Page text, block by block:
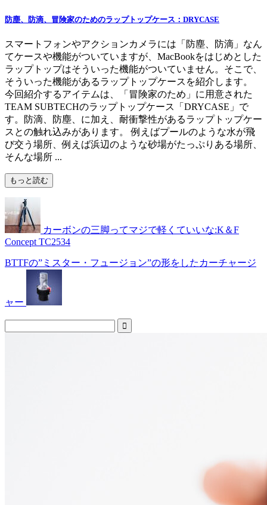
防塵、防滴、冒険家のためのラップトップケース：DRYCASE
スマートフォンやアクションカメラには「防塵、防滴」なん
てケースや機能がついていますが、MacBookをはじめとした
ラップトップはそういった機能がついていません。そこで、
そういった機能があるラップトップケースを紹介します。
今回紹介するアイテムは、「冒険家のため」に用意された
TEAM SUBTECHのラップトップケース「DRYCASE」で
す。防滴、防塵、に加え、耐衝撃性があるラップトップケー
スとの触れ込みがあります。 例えばプールのような水が飛
び交う場所、例えば浜辺のような砂場がたっぷりある場所、
そんな場所 ...
もっと読む
カーボンの三脚ってマジで軽くていいな:K＆F
Concept TC2534
BTTFの”ミスター・フュージョン”の形をしたカーチャージ
ャー